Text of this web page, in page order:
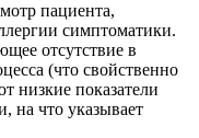
пациента,
симптоматики.
отсутствие в
(что свойственно
низкие показатели
на что указывает